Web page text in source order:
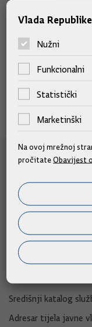
e-Građani
e-Građani
e-Savjetovanja
Portal otvorenih
Izvozni portal
Središnji katalog
Adresar tijela javne
Vlada
Nužni
Funkcionalni
Statistički
Marketinški
Na ovoj mrežnoj
pročitateObavijest